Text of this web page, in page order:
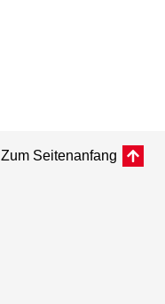
Zum Seitenanfang